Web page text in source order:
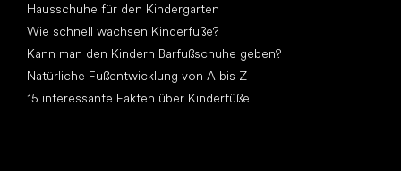
Hausschuhe für den Kindergarten
Wie schnell wachsen Kinderfüße?
Kann man den Kindern Barfußschuhe geben?
Natürliche Fußentwicklung von A bis Z
15 interessante Fakten über Kinderfüße